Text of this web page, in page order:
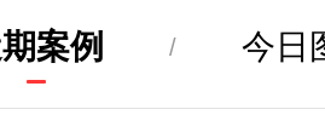
案例 / 今日